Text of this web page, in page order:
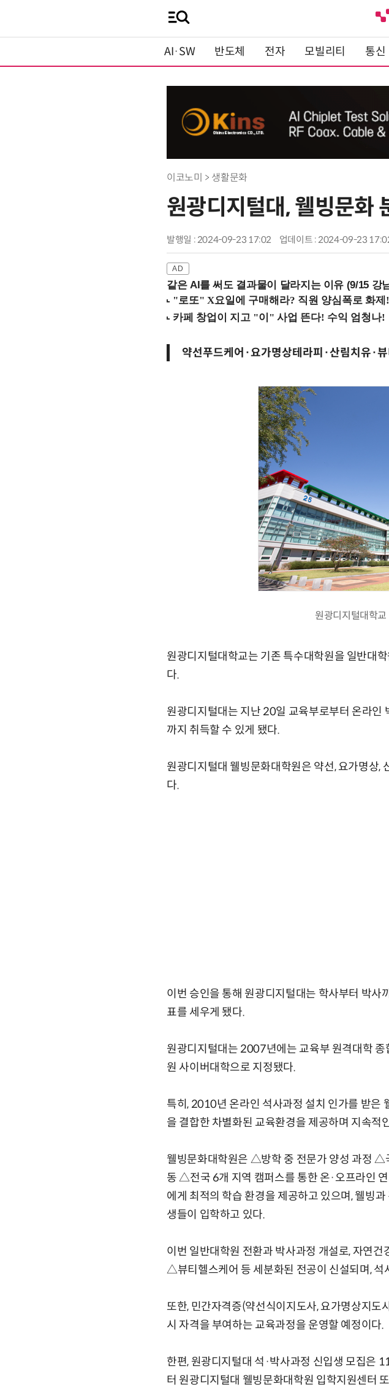
AI·SW 반도체 전자 모빌리티 통신
이코노미 > 생활문화
원광디지털대, 웰빙문화
발행일 : 2024-09-23 17:02 업데이트 : 2024-09-23
같은 AI를 써도 결과물이 달라지는 이유 (9/15 강
약선푸드케어·요가명상테라피·산림치유·
원광디지털대학
원광디지털대학교는 기존 특수대학원을 일반대
다.
원광디지털대는 지난 20일 교육부로부터 온라인
까지 취득할 수 있게 됐다.
원광디지털대 웰빙문화대학원은 약선, 요가명상,
다.
이번 승인을 통해 원광디지털대는 학사부터 박사
표를 세우게 됐다.
원광디지털대는 2007년에는 교육부 원격대학
원 사이버대학으로 지정됐다.
특히, 2010년 온라인 석사과정 설치 인가를 받
을 결합한 차별화된 교육환경을 제공하며 지속적
웰빙문화대학원은 △방학 중 전문가 양성 과정
동 △전국 6개 지역 캠퍼스를 통한 온·오프라인
에게 최적의 학습 환경을 제공하고 있으며, 웰빙
생들이 입학하고 있다.
이번 일반대학원 전환과 박사과정 개설로, 자연
△뷰티헬스케어 등 세분화된 전공이 신설되며, 석
또한, 민간자격증(약선식이지도사, 요가명상지
시 자격을 부여하는 교육과정을 운영할 예정이다.
한편, 원광디지털대 석·박사과정 신입생 모집은
터 원광디지털대 웰빙문화대학원 입학지원센터